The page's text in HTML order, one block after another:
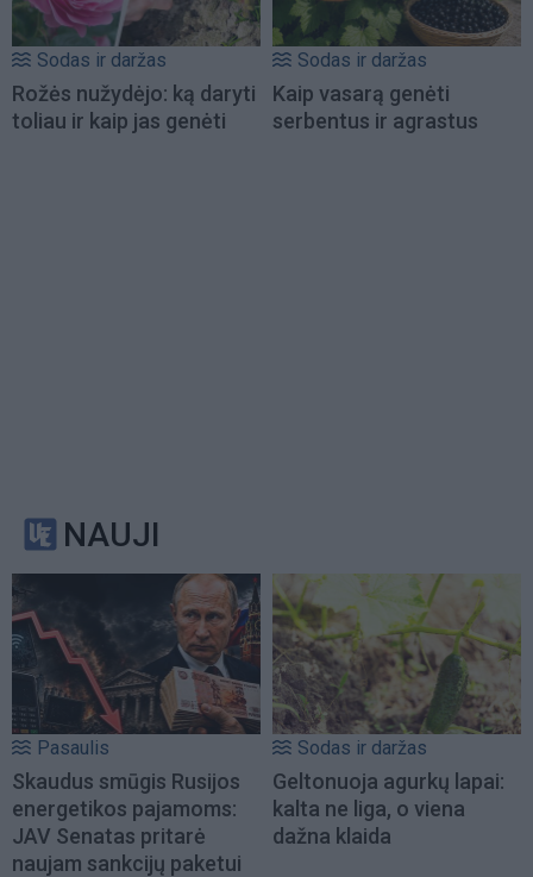
Sodas ir daržas
Rožės nužydėjo: ką daryti
toliau ir kaip jas genėti
Sodas ir daržas
Kaip vasarą genėti
serbentus ir agrastus
NAUJI
Pasaulis
Skaudus smūgis Rusijos
energetikos pajamoms:
JAV Senatas pritarė
naujam sankcijų paketui
Sodas ir daržas
Geltonuoja agurkų lapai:
kalta ne liga, o viena
dažna klaida